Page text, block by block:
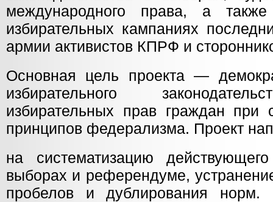
международного права, а
избирательных кампаниях
армии активистов КПРФ и
Основная цель проекта —
избирательного
избирательных прав граждан при
принципов федерализма. Проект
на систематизацию
выборах и референдуме,
пробелов и дублирования норм.